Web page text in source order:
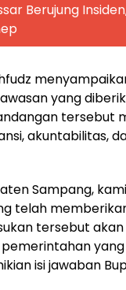
Berujung
yang
tersebut
akuntabilitas,
Sampang,
telah
tersebut
isi jawaban